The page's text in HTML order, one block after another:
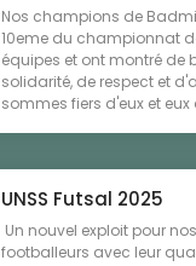
Nos champions de
10eme du championnat
équipes et ont montré de
solidarité, de respect et
sommes fiers d'eux et eux
UNSS Futsal 2025
Un nouvel exploit pour
footballeurs avec leur